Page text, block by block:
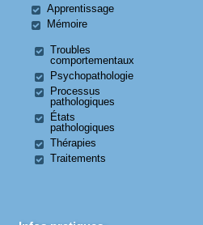
Apprentissage
Mémoire
Troubles
comportementaux
Psychopathologie
Processus
pathologiques
États
pathologiques
Thérapies
Traitements